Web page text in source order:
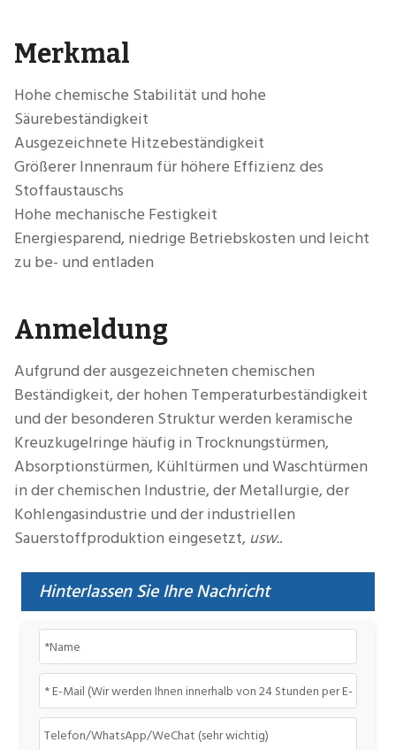
Merkmal
Hohe chemische Stabilität und hohe
Säurebeständigkeit
Ausgezeichnete Hitzebeständigkeit
Größerer Innenraum für höhere Effizienz des
Stoffaustauschs
Hohe mechanische Festigkeit
Energiesparend, niedrige Betriebskosten und leicht
zu be- und entladen
Anmeldung
Aufgrund der ausgezeichneten chemischen
Beständigkeit, der hohen Temperaturbeständigkeit
und der besonderen Struktur werden keramische
Kreuzkugelringe häufig in Trocknungstürmen,
Absorptionstürmen, Kühltürmen und Waschtürmen
in der chemischen Industrie, der Metallurgie, der
Kohlengasindustrie und der industriellen
Sauerstoffproduktion eingesetzt, usw..
Hinterlassen Sie Ihre Nachricht